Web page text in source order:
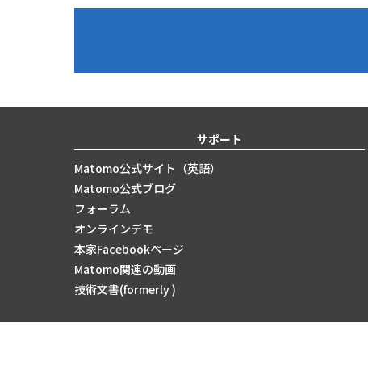
サポート
Matomo公式サイト（英語）
Matomo公式ブログ
フォーラム
オンラインデモ
本家Facebookページ
Matomo関連の動画
技術文書(formerly )